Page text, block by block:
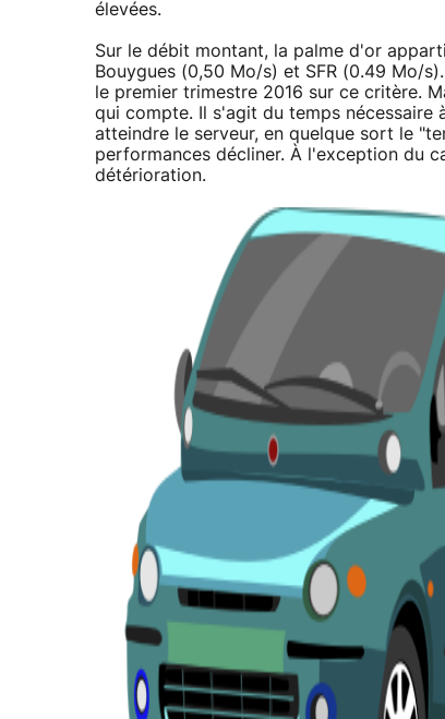
élevées.
Sur le débit montant, la palme d'or
Bouygues (0,50 Mo/s) et SFR (0.49 Mo/
le premier trimestre 2016 sur ce critère.
qui compte. Il s'agit du temps
atteindre le serveur, en quelque sort le
performances décliner. À l'exception du
détérioration.